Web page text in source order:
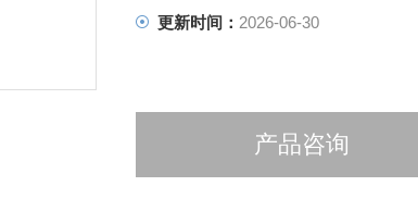
更新时间： 2026-06-30
产品咨询